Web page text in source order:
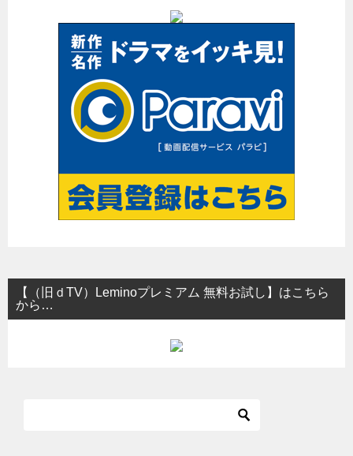
【（旧ｄTV）Leminoプレミアム 無料お試し】はこちら
から…